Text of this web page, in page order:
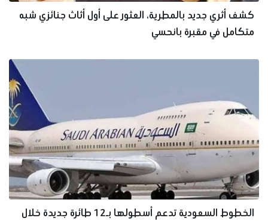
كشف أثري جديد بالمطرية، العثور على أول أثاث جنائزي شبه
متكامل في مقبرة بانحسي
الخطوط السعودية تدعم أسطولها بـ12 طائرة جديدة خلال